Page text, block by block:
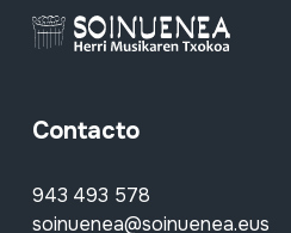
Contacto
943 493 578
soinuenea@soinuenea.eus